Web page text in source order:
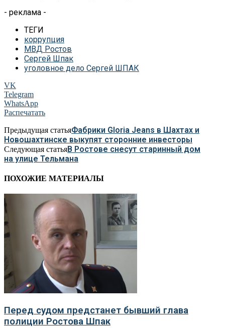
- реклама -
ТЕГИ
коррупция
МВД Ростов
Сергей Шпак
уголовное дело Сергей ШПАК
VK
Telegram
WhatsApp
Распечатать
Предыдущая статьяФабрики Gloria Jeans в Шахтах и
Новошахтинске выкупят сторонние инвесторы
Следующая статьяВ Ростове снесут старинный дом
на улице Тельмана
ПОХОЖИЕ МАТЕРИАЛЫ
Перед судом предстанет бывший глава
полиции Ростова Шпак